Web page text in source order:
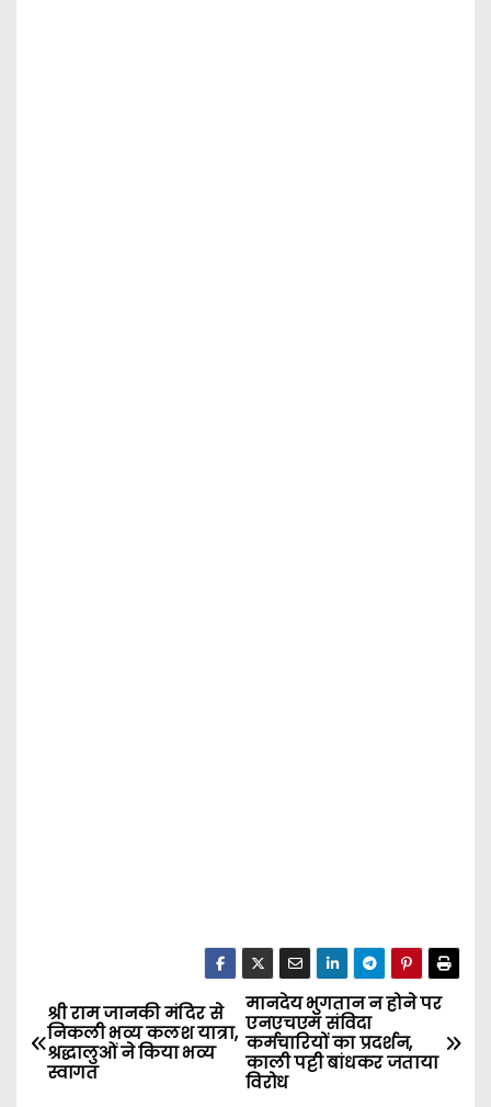
P
o
मानदेय भुगतान न होने पर
एनएचएम संविदा
कर्मचारियों का प्रदर्शन,
काली पट्टी बांधकर जताया
विरोध
श्री राम जानकी मंदिर से
निकली भव्य कलश यात्रा,
श्रद्धालुओं ने किया भव्य
स्वागत